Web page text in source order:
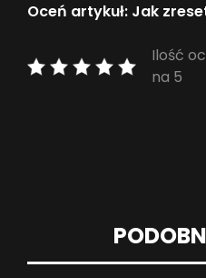
Oceń artykuł: Jak
Ilość
na 5